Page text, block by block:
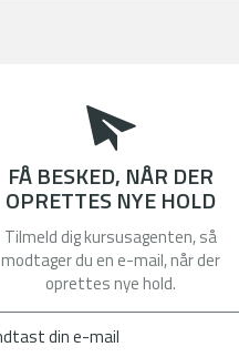
FÅ BESKED, NÅR DER
OPRETTES NYE HOLD
Tilmeld dig kursusagenten, så
modtager du en e-mail, når der
oprettes nye hold.